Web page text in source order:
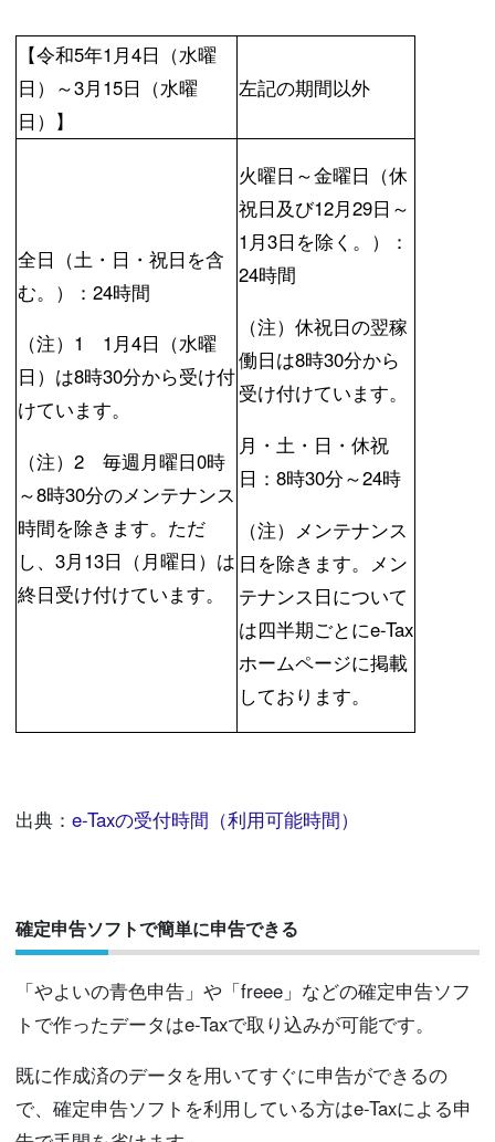
【令和5年1月4日（水曜
日）～3月15日（水曜
日）】
左記の期間以外
全日（土・日・祝日を含
む。）：24時間
（注）1 1月4日（水曜
日）は8時30分から受け付
けています。
（注）2 毎週月曜日0時
～8時30分のメンテナンス
時間を除きます。ただ
し、3月13日（月曜日）は
終日受け付けています。
火曜日～金曜日（休
祝日及び12月29日～
1月3日を除く。）：
24時間
（注）休祝日の翌稼
働日は8時30分から
受け付けています。
月・土・日・休祝
日：8時30分～24時
（注）メンテナンス
日を除きます。メン
テナンス日について
は四半期ごとにe-Tax
ホームページに掲載
しております。
出典： e-Taxの受付時間（利用可能時間）
確定申告ソフトで簡単に申告できる
「やよいの青色申告」や「freee」などの確定申告ソフ
トで作ったデータはe-Taxで取り込みが可能です。
既に作成済のデータを用いてすぐに申告ができるの
で、確定申告ソフトを利用している方はe-Taxによる申